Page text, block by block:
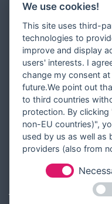
Versandinformationen
Partner werden
Designer werden
Über Tausendschön
Blog
Ratgeber
Unsere Partner
We use cookies!
This site uses third-
technologies to
improve and display
users' interests. I
change my consent
future.We point out
to third countries
protection. By
non-EU countries)",
used by us as well
providers (also from